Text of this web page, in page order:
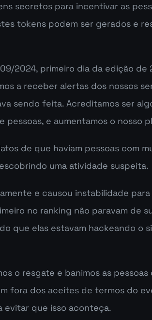
secretos para incentivar as
tokens podem ser gerados e
2024, primeiro dia da edição de
a receber alertas dos nossos
sendo feita. Acreditamos ser
e aumentamos o nosso
de que haviam pessoas com
uma atividade suspeita.
e causou instabilidade
no ranking não paravam de
que elas estavam hackeando o
o resgate e banimos as pessoas
fora dos aceites de termos do
evitar que isso aconteça.